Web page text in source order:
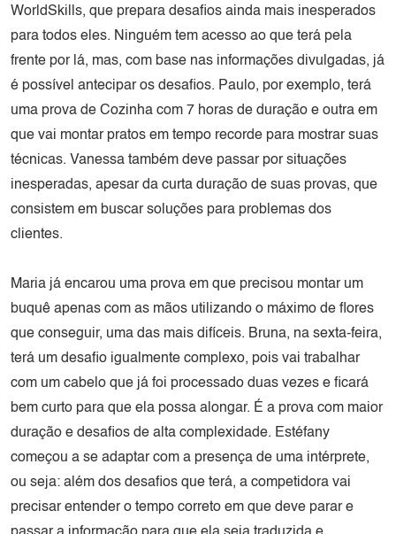
WorldSkills, que prepara desafios ainda mais inesperados
para todos eles. Ninguém tem acesso ao que terá pela
frente por lá, mas, com base nas informações divulgadas, já
é possível antecipar os desafios. Paulo, por exemplo, terá
uma prova de Cozinha com 7 horas de duração e outra em
que vai montar pratos em tempo recorde para mostrar suas
técnicas. Vanessa também deve passar por situações
inesperadas, apesar da curta duração de suas provas, que
consistem em buscar soluções para problemas dos
clientes.
Maria já encarou uma prova em que precisou montar um
buquê apenas com as mãos utilizando o máximo de flores
que conseguir, uma das mais difíceis. Bruna, na sexta-feira,
terá um desafio igualmente complexo, pois vai trabalhar
com um cabelo que já foi processado duas vezes e ficará
bem curto para que ela possa alongar. É a prova com maior
duração e desafios de alta complexidade. Estéfany
começou a se adaptar com a presença de uma intérprete,
ou seja: além dos desafios que terá, a competidora vai
precisar entender o tempo correto em que deve parar e